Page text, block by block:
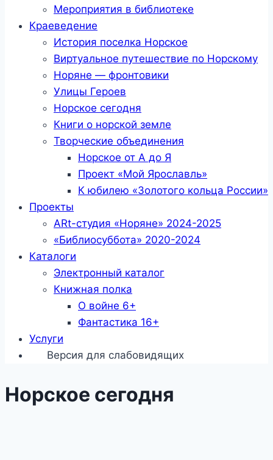
Мероприятия в библиотеке
Краеведение
История поселка Норское
Виртуальное путешествие по Норскому
Норяне — фронтовики
Улицы Героев
Норское сегодня
Книги о норской земле
Творческие объединения
Норское от А до Я
Проект «Мой Ярославль»
К юбилею «Золотого кольца России»
Проекты
ARt-студия «Норяне» 2024-2025
«Библиосуббота» 2020-2024
Каталоги
Электронный каталог
Книжная полка
О войне 6+
Фантастика 16+
Услуги
Версия для слабовидящих
Норское сегодня